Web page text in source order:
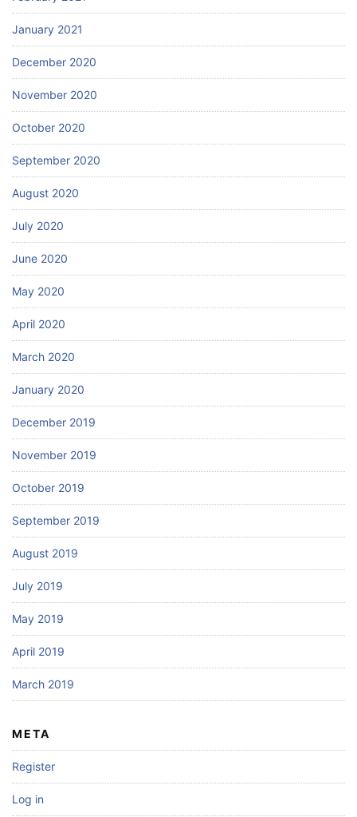
January 2021
December 2020
November 2020
October 2020
September 2020
August 2020
July 2020
June 2020
May 2020
April 2020
March 2020
January 2020
December 2019
November 2019
October 2019
September 2019
August 2019
July 2019
May 2019
April 2019
March 2019
META
Register
Log in